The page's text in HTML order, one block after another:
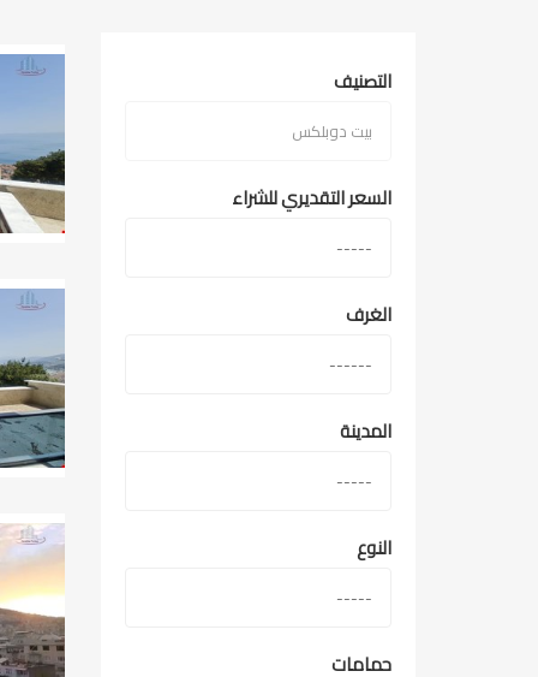
التصنيف
السعر التقديري للشراء
الغرف
المدينة
النوع
حمامات